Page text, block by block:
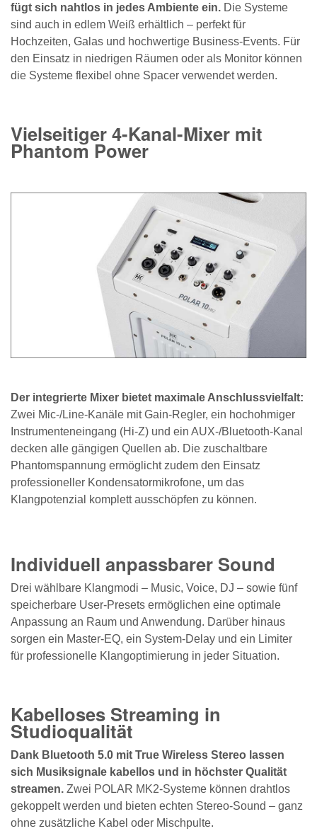
fügt sich nahtlos in jedes Ambiente ein. Die Systeme
sind auch in edlem Weiß erhältlich – perfekt für
Hochzeiten, Galas und hochwertige Business-Events. Für
den Einsatz in niedrigen Räumen oder als Monitor können
die Systeme flexibel ohne Spacer verwendet werden.
Vielseitiger 4-Kanal-Mixer mit
Phantom Power
Der integrierte Mixer bietet maximale Anschlussvielfalt:
Zwei Mic-/Line-Kanäle mit Gain-Regler, ein hochohmiger
Instrumenteneingang (Hi-Z) und ein AUX-/Bluetooth-Kanal
decken alle gängigen Quellen ab. Die zuschaltbare
Phantomspannung ermöglicht zudem den Einsatz
professioneller Kondensatormikrofone, um das
Klangpotenzial komplett ausschöpfen zu können.
Individuell anpassbarer Sound
Drei wählbare Klangmodi – Music, Voice, DJ – sowie fünf
speicherbare User-Presets ermöglichen eine optimale
Anpassung an Raum und Anwendung. Darüber hinaus
sorgen ein Master-EQ, ein System-Delay und ein Limiter
für professionelle Klangoptimierung in jeder Situation.
Kabelloses Streaming in
Studioqualität
Dank Bluetooth 5.0 mit True Wireless Stereo lassen
sich Musiksignale kabellos und in höchster Qualität
streamen. Zwei POLAR MK2-Systeme können drahtlos
gekoppelt werden und bieten echten Stereo-Sound – ganz
ohne zusätzliche Kabel oder Mischpulte.